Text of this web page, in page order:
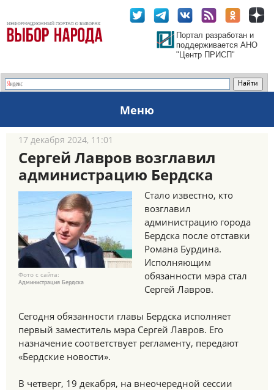
Портал разработан и
поддерживается АНО
"Центр ПРИСП"
Меню
17 декабря 2024, 11:01
Сергей Лавров возглавил
администрацию Бердска
Фото с сайта:
Администрация Бердска
Стало известно, кто
возглавил
администрацию города
Бердска после отставки
Романа Бурдина.
Исполняющим
обязанности мэра стал
Сергей Лавров.
Сегодня обязанности главы Бердска исполняет
первый заместитель мэра Сергей Лавров. Его
назначение соответствует регламенту, передают
«Бердские новости».
В четверг, 19 декабря, на внеочередной сессии